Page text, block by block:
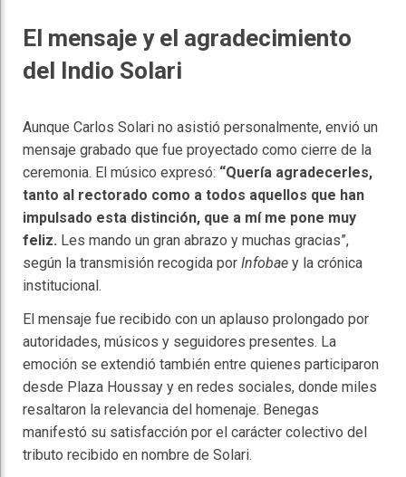
El mensaje y el agradecimiento
del Indio Solari
Aunque Carlos Solari no asistió personalmente, envió un
mensaje grabado que fue proyectado como cierre de la
ceremonia. El músico expresó: “Quería agradecerles,
tanto al rectorado como a todos aquellos que han
impulsado esta distinción, que a mí me pone muy
feliz. Les mando un gran abrazo y muchas gracias”,
según la transmisión recogida por Infobae y la crónica
institucional.
El mensaje fue recibido con un aplauso prolongado por
autoridades, músicos y seguidores presentes. La
emoción se extendió también entre quienes participaron
desde Plaza Houssay y en redes sociales, donde miles
resaltaron la relevancia del homenaje. Benegas
manifestó su satisfacción por el carácter colectivo del
tributo recibido en nombre de Solari.